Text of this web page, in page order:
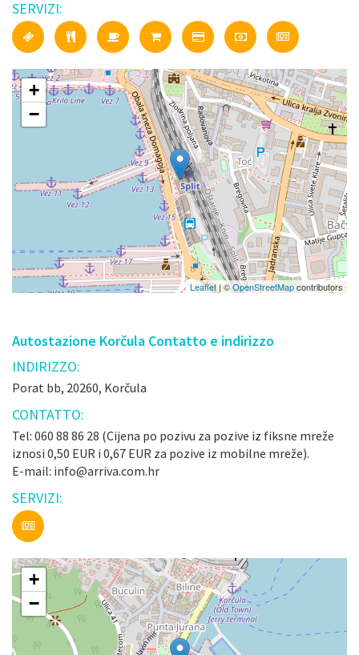
SERVIZI:
+
−
Leaflet| ©OpenStreetMapcontributors
Autostazione Korčula Contatto e indirizzo
INDIRIZZO:
Porat bb, 20260, Korčula
CONTATTO:
Tel: 060 88 86 28 (Cijena po pozivu za pozive iz fiksne mreže
iznosi 0,50 EUR i 0,67 EUR za pozive iz mobilne mreže).
E-mail: info@arriva.com.hr
SERVIZI:
+
−